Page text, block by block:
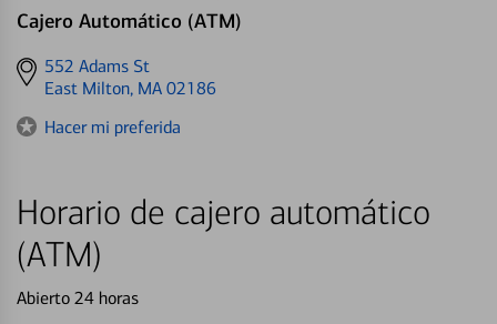
Cajero Automático (ATM)
Get
directions
552 Adams St
East Milton, MA 02186
Hacer mi preferida
Horario de cajero automático
(ATM)
Abierto 24 horas